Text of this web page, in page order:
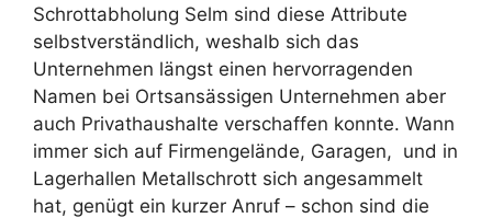
Schrottabholung Selm sind diese Attribute
selbstverständlich, weshalb sich das
Unternehmen längst einen hervorragenden
Namen bei Ortsansässigen Unternehmen aber
auch Privathaushalte verschaffen konnte. Wann
immer sich auf Firmengelände, Garagen, und in
Lagerhallen Metallschrott sich angesammelt
hat, genügt ein kurzer Anruf – schon sind die